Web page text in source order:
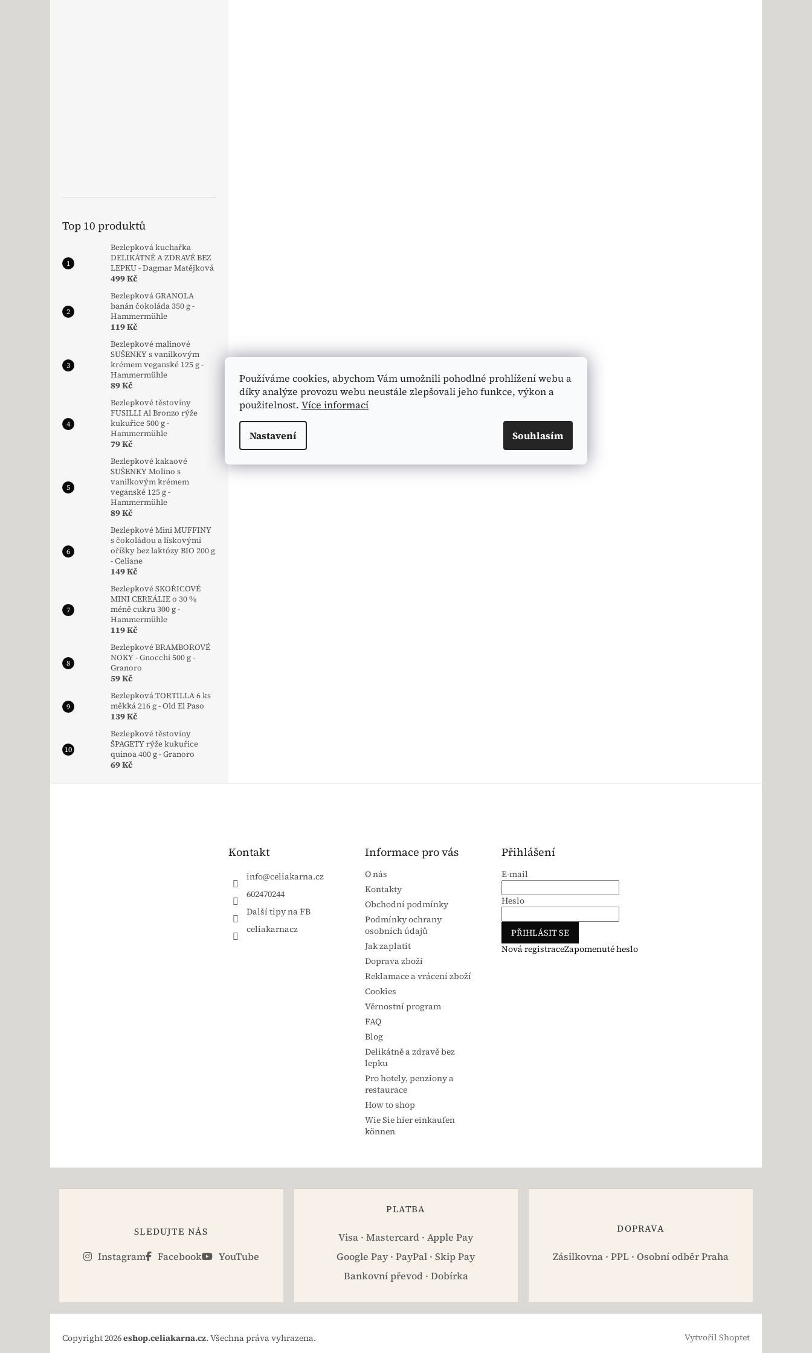
Používáme cookies, abychom Vám umožnili pohodlné prohlížení webu a
díky analýze provozu webu neustále zlepšovali jeho funkce, výkon a
použitelnost. Více informací
Nastavení Souhlasím
Top 10 produktů
Bezlepková kuchařka
DELIKÁTNĚ A ZDRAVĚ BEZ
LEPKU - Dagmar Matějková
499 Kč
Bezlepková GRANOLA
banán čokoláda 350 g -
Hammermühle
119 Kč
Bezlepkové malinové
SUŠENKY s vanilkovým
krémem veganské 125 g -
Hammermühle
89 Kč
Bezlepkové těstoviny
FUSILLI Al Bronzo rýže
kukuřice 500 g -
Hammermühle
79 Kč
Bezlepkové kakaové
SUŠENKY Molino s
vanilkovým krémem
veganské 125 g -
Hammermühle
89 Kč
Bezlepkové Mini MUFFINY
s čokoládou a lískovými
oříšky bez laktózy BIO 200 g
- Celiane
149 Kč
Bezlepkové SKOŘICOVÉ
MINI CEREÁLIE o 30 %
méně cukru 300 g -
Hammermühle
119 Kč
Bezlepkové BRAMBOROVÉ
NOKY - Gnocchi 500 g -
Granoro
59 Kč
Bezlepková TORTILLA 6 ks
měkká 216 g - Old El Paso
139 Kč
Bezlepkové těstoviny
ŠPAGETY rýže kukuřice
quinoa 400 g - Granoro
69 Kč
Kontakt
info@celiakarna.cz
602470244
Další tipy na FB
celiakarnacz
Informace pro vás
O nás
Kontakty
Obchodní podmínky
Podmínky ochrany
osobních údajů
Jak zaplatit
Doprava zboží
Reklamace a vrácení zboží
Cookies
Věrnostní program
FAQ
Blog
Delikátně a zdravě bez
lepku
Pro hotely, penziony a
restaurace
How to shop
Wie Sie hier einkaufen
können
Přihlášení
E-mail
Heslo
PŘIHLÁSIT SE
Nová registraceZapomenuté heslo
SLEDUJTE NÁS
Instagram Facebook YouTube
PLATBA
Visa · Mastercard · Apple Pay
Google Pay · PayPal · Skip Pay
Bankovní převod · Dobírka
DOPRAVA
Zásilkovna · PPL · Osobní odběr Praha
Vytvořil Shoptet
Copyright 2026eshop.celiakarna.cz. Všechna práva vyhrazena.